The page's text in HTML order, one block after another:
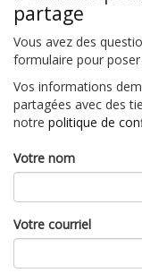
partage
Vous avez des
formulaire pour
Vos informations
partagées avec des
notre politique de
Votre nom
Votre courriel